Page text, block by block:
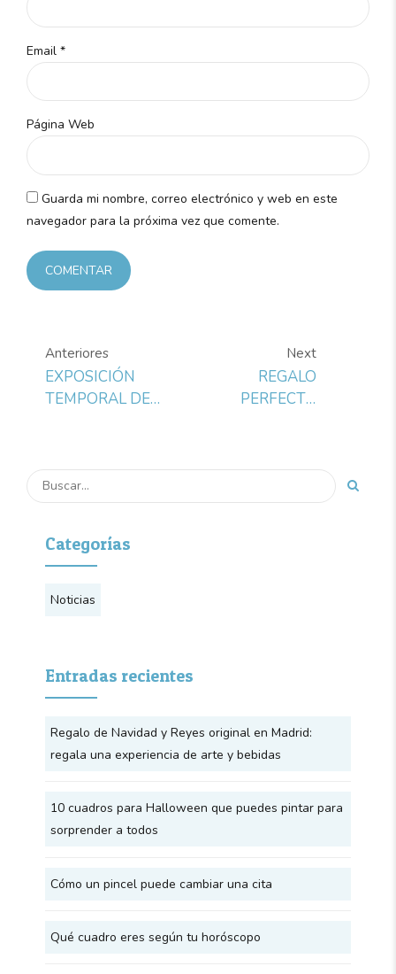
Email *
Página Web
Guarda mi nombre, correo electrónico y web en este
navegador para la próxima vez que comente.
COMENTAR
Anteriores
EXPOSICIÓN
TEMPORAL DEL
TRANSFORMACIONES
SOCIALES EN
ESPAÑA (1885-
Next
REGALO
PERFECTO
Categorías
Noticias
Entradas recientes
Regalo de Navidad y Reyes original en Madrid:
regala una experiencia de arte y bebidas
10 cuadros para Halloween que puedes pintar para
sorprender a todos
Cómo un pincel puede cambiar una cita
Qué cuadro eres según tu horóscopo